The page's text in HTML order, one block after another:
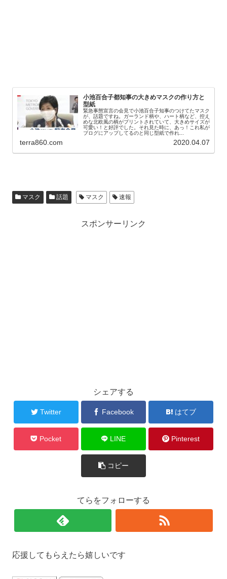
小池百合子都知事の大きめマスクの作り方と
型紙
緊急事態宣言の会見で小池百合子知事のつけてたマスク
が、話題ですね。ガーランド柄や、ハート柄など、控え
めな北欧風の柄がプリントされていて、大きめサイズが
可愛い！と好評でした。それ見た時に、あっ！これ私が
ブログにアップしてるのと同じ型紙で作れ...
terra860.com 2020.04.07
マスク 話題 マスク 速報
スポンサーリンク
シェアする
Twitter Facebook はてブ
Pocket LINE Pinterest
コピー
てらをフォローする
応援してもらえたら嬉しいです